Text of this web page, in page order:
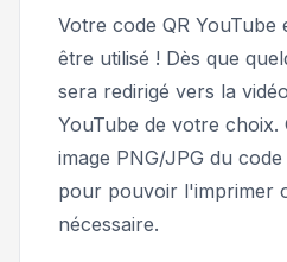
Votre code QR YouTube
être utilisé ! Dès que
sera redirigé vers la
YouTube de votre choix.
image PNG/JPG du
pour pouvoir l'imprimer
nécessaire.